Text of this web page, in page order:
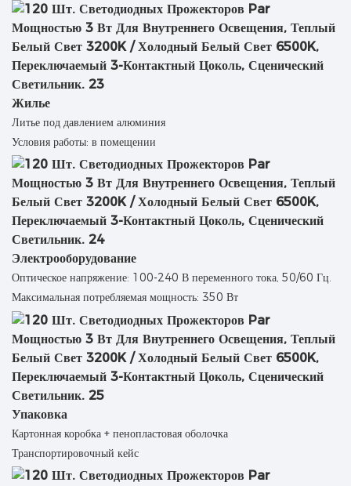
Жилье
Литье под давлением алюминия
Условия работы: в помещении
Электрооборудование
Оптическое напряжение: 100-240 В переменного тока, 50/60 Гц.
Максимальная потребляемая мощность: 350 Вт
Упаковка
Картонная коробка + пенопластовая оболочка
Транспортировочный кейс